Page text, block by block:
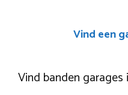
Vind een
Vind banden